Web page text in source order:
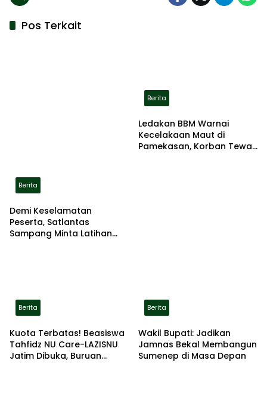
Pos Terkait
Berita
Demi Keselamatan
Peserta, Satlantas
Sampang Minta Latihan
Berita
Ledakan BBM Warnai
Kecelakaan Maut di
Pamekasan, Korban Tewas
Berita
Kuota Terbatas! Beasiswa
Tahfidz NU Care-LAZISNU
Jatim Dibuka, Buruan
Berita
Wakil Bupati: Jadikan
Jamnas Bekal Membangun
Sumenep di Masa Depan